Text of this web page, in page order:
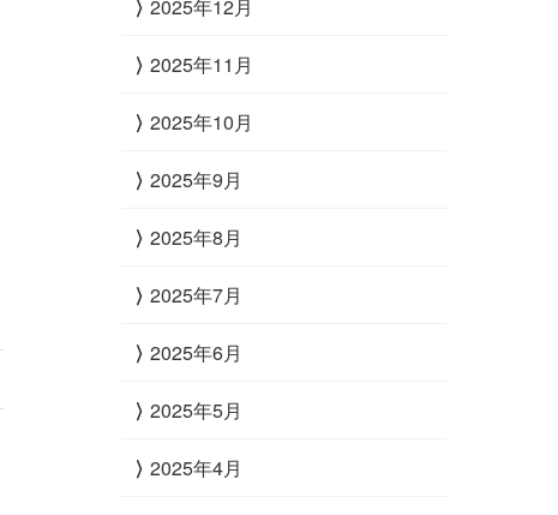
2025年12月
2025年11月
2025年10月
2025年9月
2025年8月
2025年7月
2025年6月
2025年5月
2025年4月